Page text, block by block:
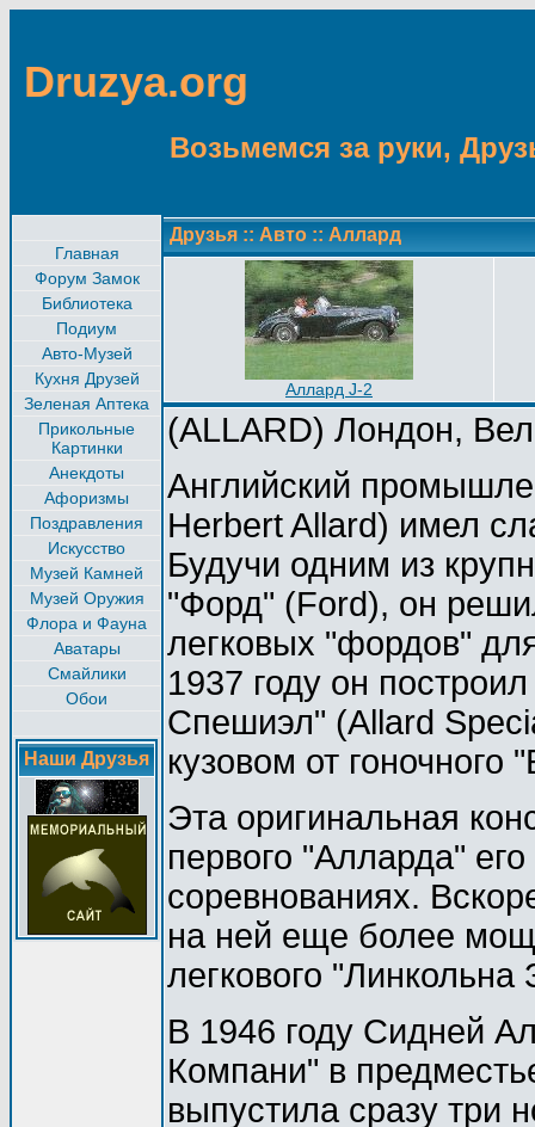
Druzya.org
Возьмемся за руки,
Главная
Форум Замок
Библиотека
Подиум
Авто-Музей
Кухня Друзей
Зеленая Аптека
Прикольные
Картинки
Анекдоты
Афоризмы
Поздравления
Искусство
Музей Камней
Музей Оружия
Флора и Фауна
Аватары
Смайлики
Обои
Наши Друзья
Друзья :: Авто :: Аллард
Аллард J-2
(ALLARD) Лондон,
Английский
Herbert Allard) имел
Будучи одним из
"Форд" (Ford), он
легковых "фордов"
1937 году он
Спешиэл" (Allard
кузовом от гоночного
Эта оригинальная
первого "Алларда"
соревнованиях.
на ней еще более
легкового
В 1946 году Сидней
Компани" в
выпустила сразу три